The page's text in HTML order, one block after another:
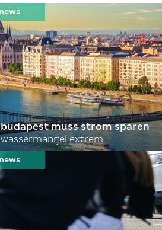
budapest muss strom sparen
wassermangel extrem